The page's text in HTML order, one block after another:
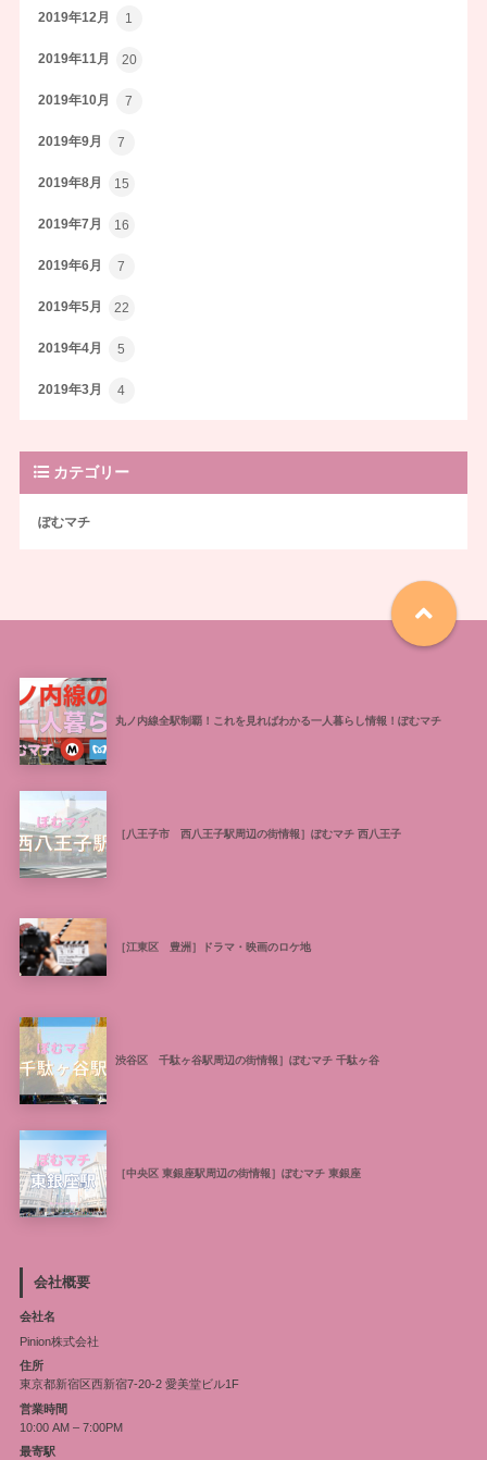
2019年12月 1
2019年11月 20
2019年10月 7
2019年9月 7
2019年8月 15
2019年7月 16
2019年6月 7
2019年5月 22
2019年4月 5
2019年3月 4
カテゴリー
ぽむマチ
丸ノ内線全駅制覇！これを見ればわかる一人暮らし情報！ぽむマチ
［八王子市 西八王子駅周辺の街情報］ぽむマチ 西八王子
［江東区 豊洲］ドラマ・映画のロケ地
渋谷区 千駄ヶ谷駅周辺の街情報］ぽむマチ 千駄ヶ谷
［中央区 東銀座駅周辺の街情報］ぽむマチ 東銀座
会社概要
会社名
Pinion株式会社
住所
東京都新宿区西新宿7-20-2 愛美堂ビル1F
営業時間
10:00 AM – 7:00PM
最寄駅